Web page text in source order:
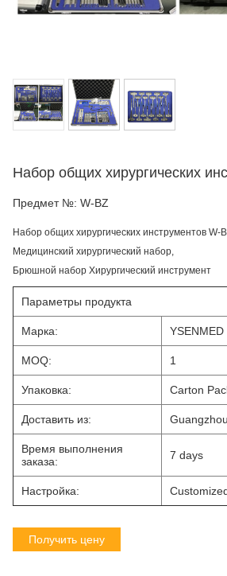
Набор общих хирургических
Предмет №: W-BZ
Набор общих хирургических инструментов W-
Медицинский хирургический набор,
Брюшной набор Хирургический инструмент
Параметры продукта
Марка: YSENMED
MOQ: 1
Упаковка: Carton
Доставить из: Guangzhou
Время выполнения
заказа:
7 days
Настройка:
Получить цену